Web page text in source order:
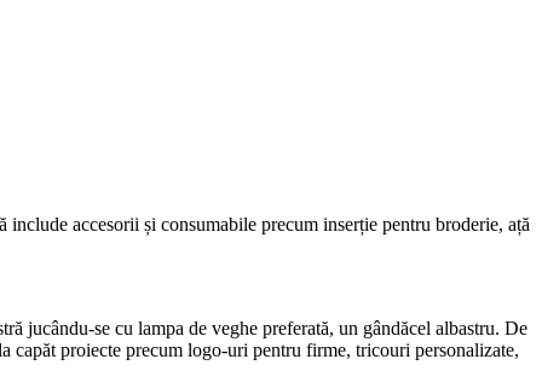
accesorii și consumabile precum inserție pentru broderie, ață
jucându-se cu lampa de veghe preferată, un gândăcel albastru. De
capăt proiecte precum logo-uri pentru firme, tricouri personalizate,